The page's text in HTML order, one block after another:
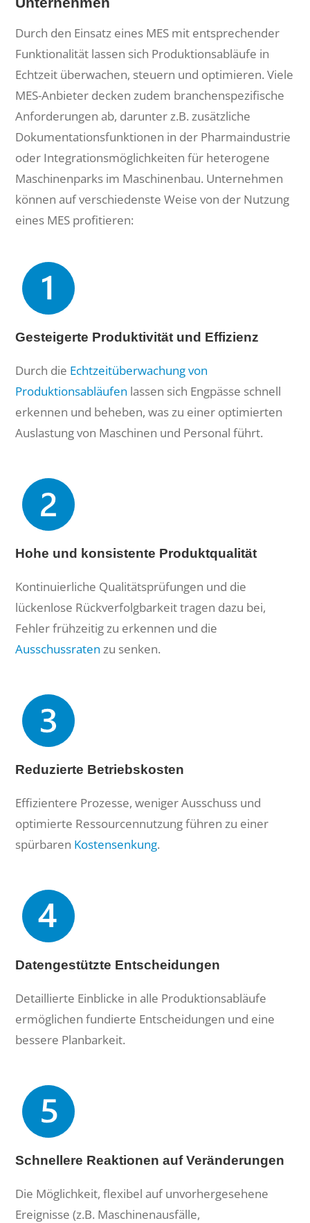
Durch den Einsatz eines MES mit entsprechender
Funktionalität lassen sich Produktionsabläufe in
Echtzeit überwachen, steuern und optimieren. Viele
MES-Anbieter decken zudem branchenspezifische
Anforderungen ab, darunter z.B. zusätzliche
Dokumentationsfunktionen in der Pharmaindustrie
oder Integrationsmöglichkeiten für heterogene
Maschinenparks im Maschinenbau. Unternehmen
können auf verschiedenste Weise von der Nutzung
eines MES profitieren:
Gesteigerte Produktivität und Effizienz
Durch die Echtzeitüberwachung von
Produktionsabläufen lassen sich Engpässe schnell
erkennen und beheben, was zu einer optimierten
Auslastung von Maschinen und Personal führt.
Hohe und konsistente Produktqualität
Kontinuierliche Qualitätsprüfungen und die
lückenlose Rückverfolgbarkeit tragen dazu bei,
Fehler frühzeitig zu erkennen und die
Ausschussraten zu senken.
Reduzierte Betriebskosten
Effizientere Prozesse, weniger Ausschuss und
optimierte Ressourcennutzung führen zu einer
spürbaren Kostensenkung.
Datengestützte Entscheidungen
Detaillierte Einblicke in alle Produktionsabläufe
ermöglichen fundierte Entscheidungen und eine
bessere Planbarkeit.
Schnellere Reaktionen auf Veränderungen
Die Möglichkeit, flexibel auf unvorhergesehene
Ereignisse (z.B. Maschinenausfälle,